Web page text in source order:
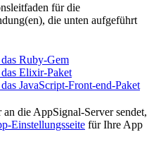
für die
die unten aufgeführt
Ruby-Gem
Elixir-Paket
JavaScript-Front-end-Paket
die AppSignal-Server sendet,
Einstellungsseite für Ihre App